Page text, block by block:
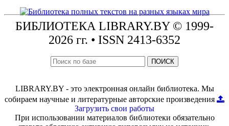
БИБЛИОТЕКА LIBRARY.BY © 1999-
2026 гг. • ISSN 2413-6352
ПОИСК
LIBRARY.BY - это электронная онлайн библиотека. Мы
собираем научные и литературные авторские произведения
Загрузить свои работы
При использовании материалов библиотеки обязательно